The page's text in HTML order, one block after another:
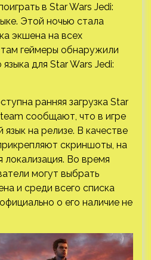
в Star Wars Jedi:
Этой ночью стала
экшена на всех
геймеры обнаружили
для Star Wars Jedi:
ранняя загрузка Star
сообщают, что в игре
на релизе. В качестве
скриншоты, на
Во время
могут выбрать
и среди всего списка
о его наличие не